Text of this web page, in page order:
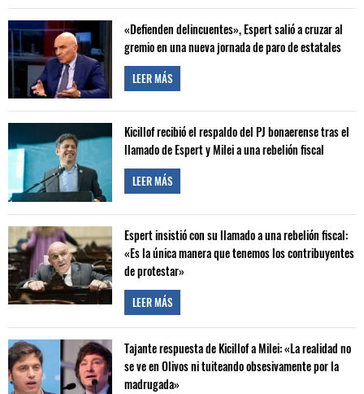
«Defienden delincuentes», Espert salió a cruzar al
gremio en una nueva jornada de paro de estatales
LEER MÁS
Kicillof recibió el respaldo del PJ bonaerense tras el
llamado de Espert y Milei a una rebelión fiscal
LEER MÁS
Espert insistió con su llamado a una rebelión fiscal:
«Es la única manera que tenemos los contribuyentes
de protestar»
LEER MÁS
Tajante respuesta de Kicillof a Milei: «La realidad no
se ve en Olivos ni tuiteando obsesivamente por la
madrugada»